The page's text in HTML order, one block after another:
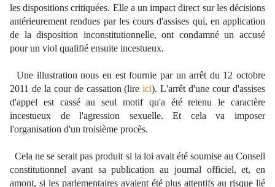
les dispositions critiquées. Elle a un impact direct sur les décisions
antérieurement rendues par les cours d'assises qui, en application
de la disposition inconstitutionnelle, ont condamné un accusé
pour un viol qualifié ensuite incestueux.
Une illustration nous en est fournie par un arrêt du 12 octobre
2011 de la cour de cassation (lireici). L'arrêt d'une cour d'assises
d'appel est cassé au seul motif qu'a été retenu le caractère
incestueux de l'agression sexuelle. Et cela va imposer
l'organisation d'un troisième procès.
Cela ne se serait pas produit si la loi avait été soumise au Conseil
constitutionnel avant sa publication au journal officiel, et, en
amont, si les parlementaires avaient été plus attentifs au risque lié